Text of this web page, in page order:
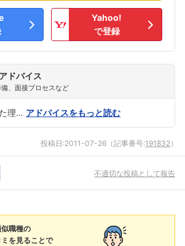
Yahoo!
で登録
ドバイス
、面接プロセスなど
理… アドバイスをもっと読む
投稿日:2011-07-26 （記事番号:191832 ）
不適切な投稿として報告
職種の
を見ることで